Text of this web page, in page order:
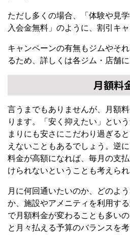
ただし多くの場合、「体験や見
入会金無料」のように、割引キ
キャンペーンの有無もジムやそ
るため、詳しくは各ジム・店舗
月額料
言うまでもありませんが、月額
ります。「安く抑えたい」とい
まりにも安さにこだわり過ぎる
えないこともあるでしょう。逆
料金が高額になれば、毎月の支
けられないということも考えられ
月に何回通いたいのか、どのよ
か、施設やアメニティを利用す
で月額料金が変わることも多い
と月々払える予算のバランスを